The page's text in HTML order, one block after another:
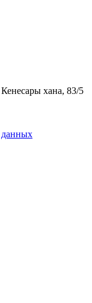
хана, 83/5
данных